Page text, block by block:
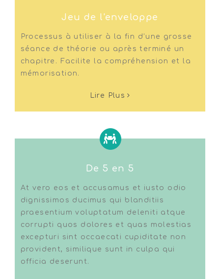
Jeu de l'enveloppe
Processus à utiliser à la fin d’une grosse
séance de théorie ou après terminé un
chapitre. Facilite la compréhension et la
mémorisation.
Lire Plus
De 5 en 5
At vero eos et accusamus et iusto odio
dignissimos ducimus qui blanditiis
praesentium voluptatum deleniti atque
corrupti quos dolores et quas molestias
excepturi sint occaecati cupiditate non
provident, similique sunt in culpa qui
officia deserunt.